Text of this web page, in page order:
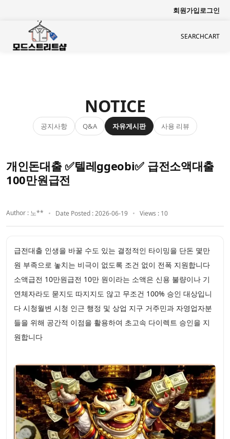
회원가입로그인
SEARCHCART
NOTICE
공지사항 Q&A 자유게시판 사용 리뷰
개인돈대출 ✅텔레ggeobi✅ 급전소액대출
100만원급전
Author : 노** Date Posted : 2026-06-19 Views : 10
급전대출 인생을 바꿀 수도 있는 결정적인 타이밍을 단돈 몇만
원 부족으로 놓치는 비극이 없도록 조건 없이 전폭 지원합니다
소액급전 10만원급전 10만 원이라는 소액은 신용 불량이나 기
연체자라도 묻지도 따지지도 않고 무조건 100% 승인 대상입니
다 시청월변 시청 인근 행정 및 상업 지구 거주민과 자영업자분
들을 위해 공간적 이점을 활용하여 초고속 다이렉트 승인을 지
원합니다